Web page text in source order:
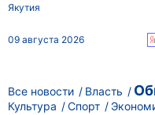
Якутия
09 августа 2026
Все новости Власть
Культура
Спорт